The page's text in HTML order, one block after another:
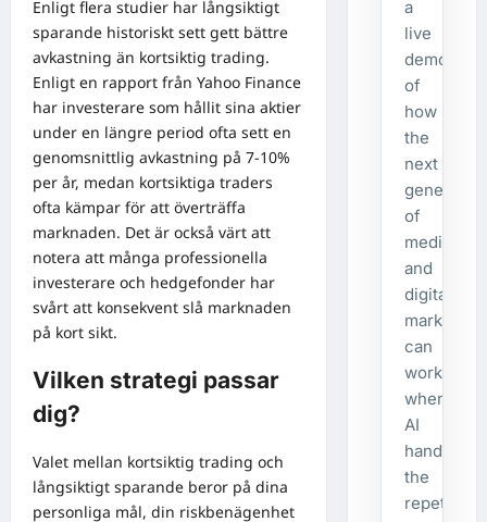
Enligt flera studier har långsiktigt
sparande historiskt sett gett bättre
avkastning än kortsiktig trading.
Enligt en rapport från Yahoo Finance
har investerare som hållit sina aktier
under en längre period ofta sett en
genomsnittlig avkastning på 7-10%
per år, medan kortsiktiga traders
ofta kämpar för att överträffa
marknaden. Det är också värt att
notera att många professionella
investerare och hedgefonder har
svårt att konsekvent slå marknaden
på kort sikt.
Vilken strategi passar
dig?
Valet mellan kortsiktig trading och
långsiktigt sparande beror på dina
personliga mål, din riskbenägenhet
a
live
of
how
the
next
generation
of
media
and
digital
marketing
can
work
when
AI
handles
the
repetitive